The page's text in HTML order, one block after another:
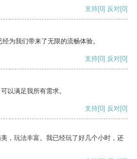
支持[0] 反对[0]
为我们带来了无限的流畅体验。
支持[0] 反对[0]
以满足我所有需求。
支持[0] 反对[0]
，玩法丰富。我已经玩了好几个小时，还